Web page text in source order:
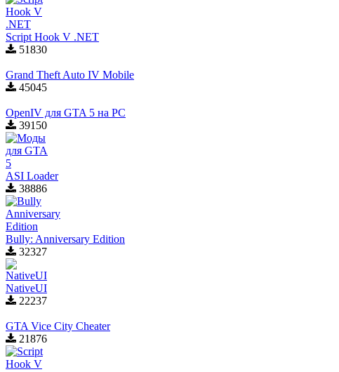
Script Hook V .NET
51830
Grand Theft Auto IV Mobile
45045
OpenIV для GTA 5 на PC
39150
ASI Loader
38886
Bully: Anniversary Edition
32327
NativeUI
22237
GTA Vice City Cheater
21876